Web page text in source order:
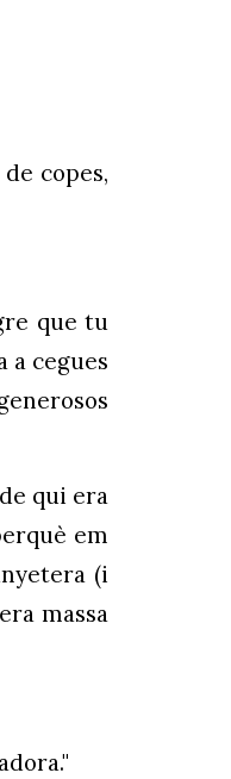
copes,
que tu
a cegues
qui era
em
(i
massa